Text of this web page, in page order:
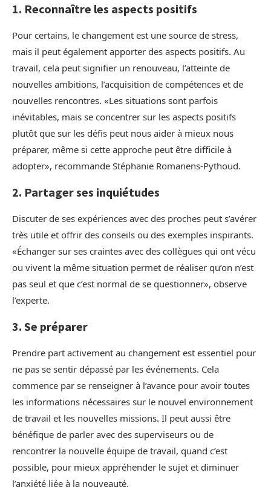
1. Reconnaître les aspects positifs
Pour certains, le changement est une source de stress,
mais il peut également apporter des aspects positifs. Au
travail, cela peut signifier un renouveau, l’atteinte de
nouvelles ambitions, l’acquisition de compétences et de
nouvelles rencontres. «Les situations sont parfois
inévitables, mais se concentrer sur les aspects positifs
plutôt que sur les défis peut nous aider à mieux nous
préparer, même si cette approche peut être difficile à
adopter», recommande Stéphanie Romanens-Pythoud.
2. Partager ses inquiétudes
Discuter de ses expériences avec des proches peut s’avérer
très utile et offrir des conseils ou des exemples inspirants.
«Échanger sur ses craintes avec des collègues qui ont vécu
ou vivent la même situation permet de réaliser qu’on n’est
pas seul et que c’est normal de se questionner», observe
l’experte.
3. Se préparer
Prendre part activement au changement est essentiel pour
ne pas se sentir dépassé par les événements. Cela
commence par se renseigner à l’avance pour avoir toutes
les informations nécessaires sur le nouvel environnement
de travail et les nouvelles missions. Il peut aussi être
bénéfique de parler avec des superviseurs ou de
rencontrer la nouvelle équipe de travail, quand c’est
possible, pour mieux appréhender le sujet et diminuer
l’anxiété liée à la nouveauté.